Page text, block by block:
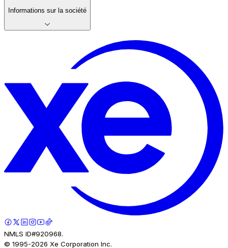
Informations sur la société
NMLS ID#920968.
© 1995-2026 Xe Corporation Inc.